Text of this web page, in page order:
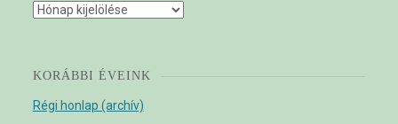
Archívum
KORÁBBI ÉVEINK
Régi honlap (archív)